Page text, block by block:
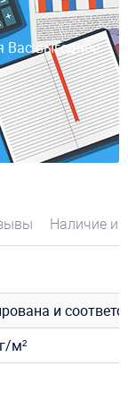
Вас выгодное
Наличие и
и
м²